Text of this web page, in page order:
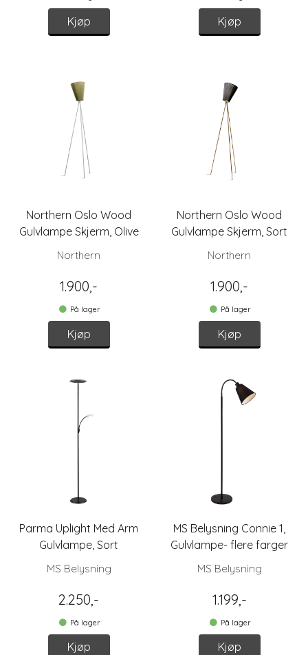
Kjøp Kjøp
Northern Oslo Wood
Gulvlampe Skjerm, Olive
Green
Northern
1.900,-
På lager
Kjøp
Northern Oslo Wood
Gulvlampe Skjerm, Sort
Northern
1.900,-
På lager
Kjøp
Parma Uplight Med Arm
Gulvlampe, Sort
MS Belysning
2.250,-
På lager
Kjøp
MS Belysning Connie 1,
Gulvlampe- flere farger
MS Belysning
1.199,-
På lager
Kjøp